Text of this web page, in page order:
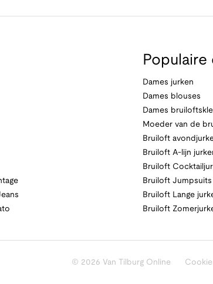
Dames jurken
Dames blouses
Dames
Moeder van de
Bruiloft
Bruiloft A-lijn
Bruiloft
Bruiloft Jumpsuits
Bruiloft Lange
Bruiloft
© 2026 Van Tilburg Online